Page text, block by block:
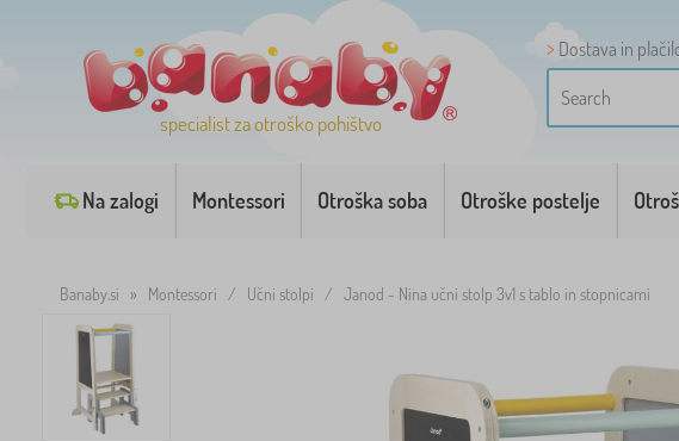
specialist za otroško pohištvo
Dostava in
Na zalogi Montessori Otroška soba Otroške postelje
Banaby.si » Montessori / Učni stolpi / Janod - Nina učni stolp 3v1 s tablo in stopnicami